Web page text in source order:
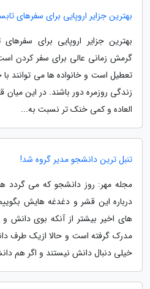
بهترین جزایر اروپایی برای سفرهای
بهترین جزایر اروپایی برای
گرمش زمانی عالی برای سفر کردن
تعطیل است و خانواده ها می توانند
زندگی روزمره دور باشند. در این میان
العاده و کمی خنک تر نسبت به...
تنبل ترین دانشجو مدیر گروه شد!
مجله مهر: روز دانشجو که می
درباره این قشر و دغدغه هایش
های اخیر بیشتر از آنکه بوی دانش
مدرک گرفته است و حالا ازیک طرف
خیلی دنبال دانش نیستند و اگر هم